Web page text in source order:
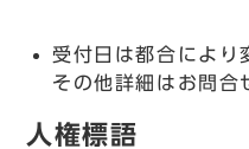
受付日は都合により
その他詳細はお問合
人権標語